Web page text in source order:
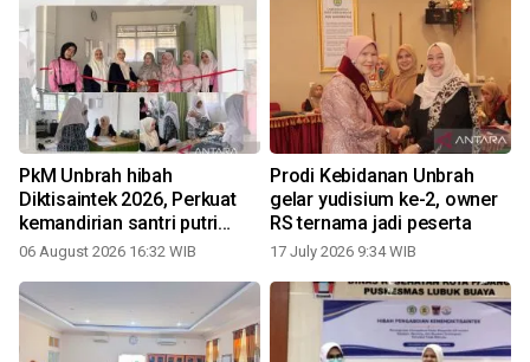
PkM Unbrah hibah
Diktisaintek 2026, Perkuat
kemandirian santri putri
melalui reaktivasi UKS dan
reproduksi serta higiene
perorangan pascabanjir di
Padang
06 August 2026 16:32 WIB
Prodi Kebidanan Unbrah
gelar yudisium ke-2, owner
RS ternama jadi peserta
17 July 2026 9:34 WIB